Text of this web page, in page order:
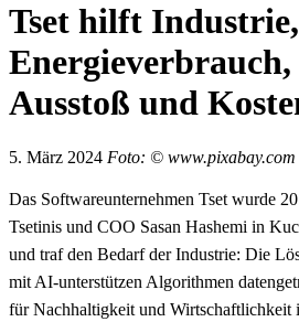
Tset hilft Industrie,
Ausstoß und
5. März 2024 Foto: © www.pixabay.com
Das Softwareunternehmen Tset wurde
Tsetinis und COO Sasan Hashemi in
und traf den Bedarf der Industrie: Die
mit AI-unterstützen Algorithmen
für Nachhaltigkeit und Wirtschaftlichkeit